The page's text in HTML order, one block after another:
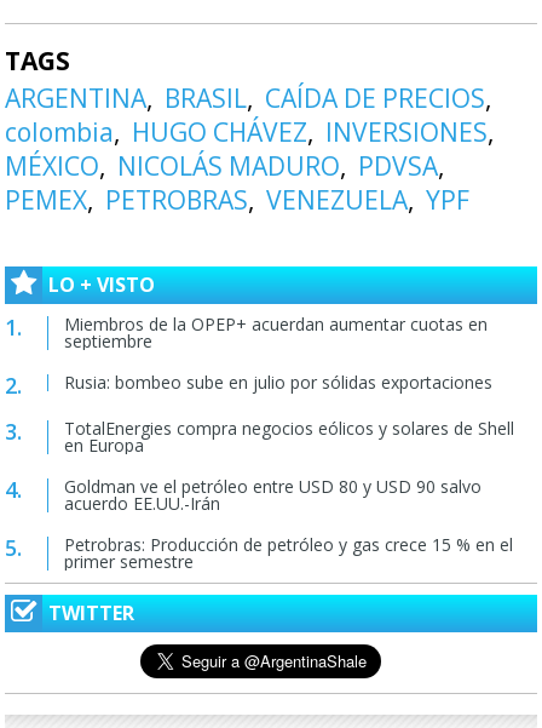
TAGS
ARGENTINA
BRASIL CAÍDA DE PRECIOS
colombia
HUGO CHÁVEZ
INVERSIONES
MÉXICO
NICOLÁS MADURO
PDVSA
PEMEX
PETROBRAS VENEZUELA YPF
LO + VISTO
Miembros de la OPEP+ acuerdan aumentar cuotas en
septiembre
Rusia: bombeo sube en julio por sólidas exportaciones
TotalEnergies compra negocios eólicos y solares de Shell
en Europa
Goldman ve el petróleo entre USD 80 y USD 90 salvo
acuerdo EE.UU.-Irán
Petrobras: Producción de petróleo y gas crece 15 % en el
primer semestre
TWITTER